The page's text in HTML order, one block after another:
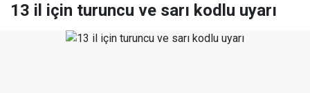
13 il için turuncu ve sarı kodlu uyarı